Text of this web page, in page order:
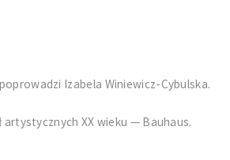
Izabela Winiewicz-Cybulska.
artystycznych XX wieku — Bauhaus.